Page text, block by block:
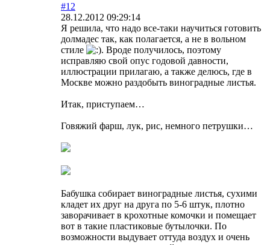
#12
28.12.2012 09:29:14
Я решила, что надо все-таки научиться готовить
долмадес так, как полагается, а не в вольном
стиле
. Вроде получилось, поэтому
исправляю свой опус годовой давности,
иллюстрации прилагаю, а также делюсь, где в
Москве можно раздобыть виноградные листья.
Итак, приступаем…
Говяжий фарш, лук, рис, немного петрушки…
Бабушка собирает виноградные листья, сухими
кладет их друг на друга по 5-6 штук, плотно
заворачивает в крохотные комочки и помещает
вот в такие пластиковые бутылочки. По
возможности выдувает оттуда воздух и очень